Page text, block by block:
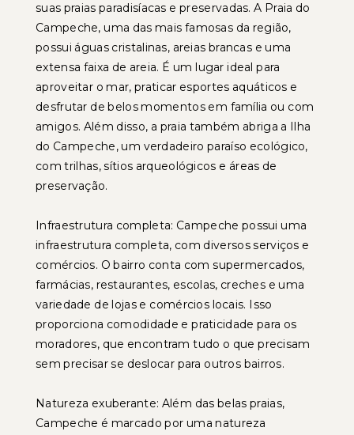
suas praias paradisíacas e preservadas. A Praia do
Campeche, uma das mais famosas da região,
possui águas cristalinas, areias brancas e uma
extensa faixa de areia. É um lugar ideal para
aproveitar o mar, praticar esportes aquáticos e
desfrutar de belos momentos em família ou com
amigos. Além disso, a praia também abriga a Ilha
do Campeche, um verdadeiro paraíso ecológico,
com trilhas, sítios arqueológicos e áreas de
preservação.
Infraestrutura completa: Campeche possui uma
infraestrutura completa, com diversos serviços e
comércios. O bairro conta com supermercados,
farmácias, restaurantes, escolas, creches e uma
variedade de lojas e comércios locais. Isso
proporciona comodidade e praticidade para os
moradores, que encontram tudo o que precisam
sem precisar se deslocar para outros bairros.
Natureza exuberante: Além das belas praias,
Campeche é marcado por uma natureza